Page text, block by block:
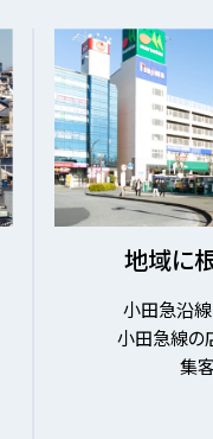
地域に
小田急沿
小田急線の
集